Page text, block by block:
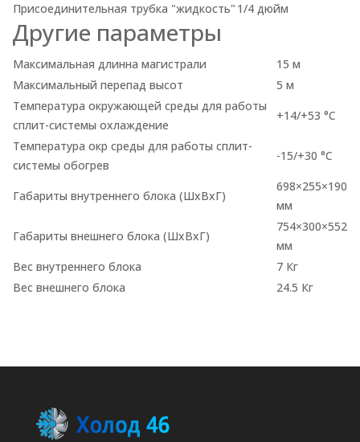
Присоединительная трубка "жидкость" 1/4 дюйм
Другие параметры
Максимальная длинна магистрали
15 м
Максимальный перепад высот
5 м
Температура окружающей среды для работы
сплит-системы охлаждение
+14/+53 °C
Температура окр среды для работы сплит-
системы обогрев
-15/+30 °C
Габариты внутреннего блока (ШхВхГ)
698×255×190
мм
Габариты внешнего блока (ШхВхГ)
754×300×552
мм
Вес внутреннего блока
7 Кг
Вес внешнего блока
24.5 Кг